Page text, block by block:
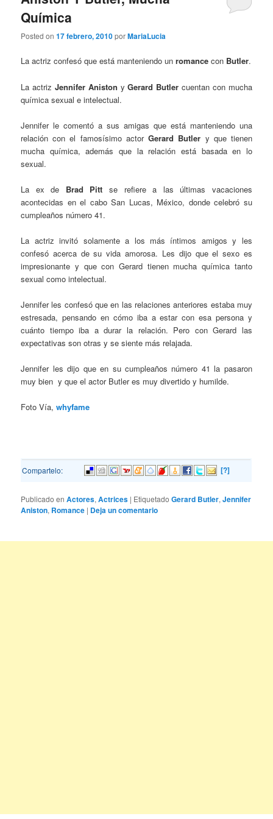
Química
Posted on17 febrero, 2010porMariaLucia
La actriz confesó que está manteniendo un romance con Butler.
La actriz Jennifer Aniston y Gerard Butler cuentan con mucha
química sexual e intelectual.
Jennifer le comentó a sus amigas que está manteniendo una
relación con el famosísimo actorGerard Butler y que tienen
mucha química, además que la relación está basada en lo
sexual.
La ex de Brad Pitt se refiere a las últimas vacaciones
acontecidas en el cabo San Lucas, México, donde celebró su
cumpleaños número 41.
La actriz invitó solamente a los más íntimos amigos y les
confesó acerca de su vida amorosa. Les dijo que el sexo es
impresionante y que con Gerard tienen mucha química tanto
sexual como intelectual.
Jennifer les confesó que en las relaciones anteriores estaba muy
estresada, pensando en cómo iba a estar con esa persona y
cuánto tiempo iba a durar la relación. Pero con Gerard las
expectativas son otras y se siente más relajada.
Jennifer les dijo que en su cumpleaños número 41 la pasaron
muy bien y que el actor Butler es muy divertido y humilde.
Foto Vía,whyfame
Compartelo: [?]
Publicado en Actores,Actrices | Etiquetado Gerard Butler,Jennifer
Aniston, Romance | Deja un comentario